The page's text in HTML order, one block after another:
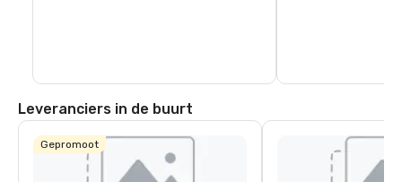
Leveranciers in de buurt
Gepromoot